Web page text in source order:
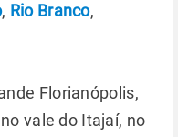
, Rio Branco,
Florianópolis,
vale do Itajaí, no